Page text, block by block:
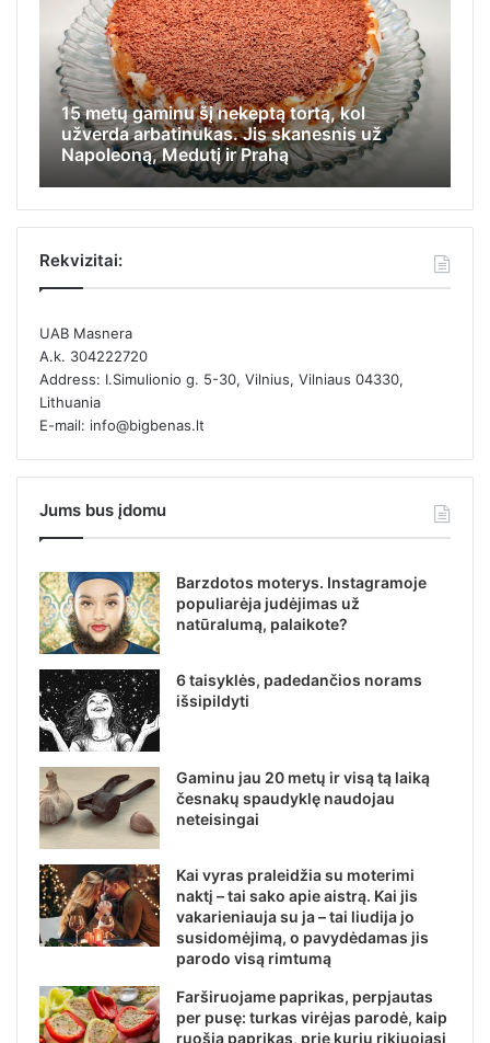
Iš jos visi tyčiodavosi, o ji, nemokėdama
apsiginti, stengėsi įlįsti į tolimiausią
kamputį ir likti nepastebėta
Rekvizitai:
UAB Masnera
A.k. 304222720
Address: I.Simulionio g. 5-30, Vilnius, Vilniaus 04330,
Lithuania
E-mail: info@bigbenas.lt
Jums bus įdomu
Barzdotos moterys. Instagramoje
populiarėja judėjimas už
natūralumą, palaikote?
6 taisyklės, padedančios norams
išsipildyti
Gaminu jau 20 metų ir visą tą laiką
česnakų spaudyklę naudojau
neteisingai
Kai vyras praleidžia su moterimi
naktį – tai sako apie aistrą. Kai jis
vakarieniauja su ja – tai liudija jo
susidomėjimą, o pavydėdamas jis
parodo visą rimtumą
Farširuojame paprikas, perpjautas
per pusę: turkas virėjas parodė, kaip
ruošia paprikas, prie kurių rikiuojasi